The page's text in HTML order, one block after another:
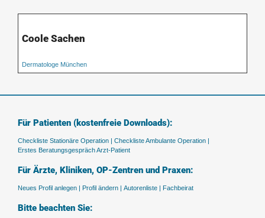
Coole Sachen
Dermatologe München
Für Patienten (kostenfreie Downloads):
Checkliste Stationäre Operation | Checkliste Ambulante Operation |
Erstes Beratungsgespräch Arzt-Patient
Für Ärzte, Kliniken, OP-Zentren und Praxen:
Neues Profil anlegen | Profil ändern | Autorenliste | Fachbeirat
Bitte beachten Sie: